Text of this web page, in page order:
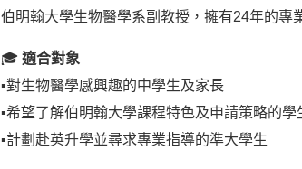
伯明翰大學生物醫學系副教授，擁有24年的專
🎓適合對象
▪︎對生物醫學感興趣的中學生及家長
▪︎希望了解伯明翰大學課程特色及申請策略的學
▪︎計劃赴英升學並尋求專業指導的準大學生